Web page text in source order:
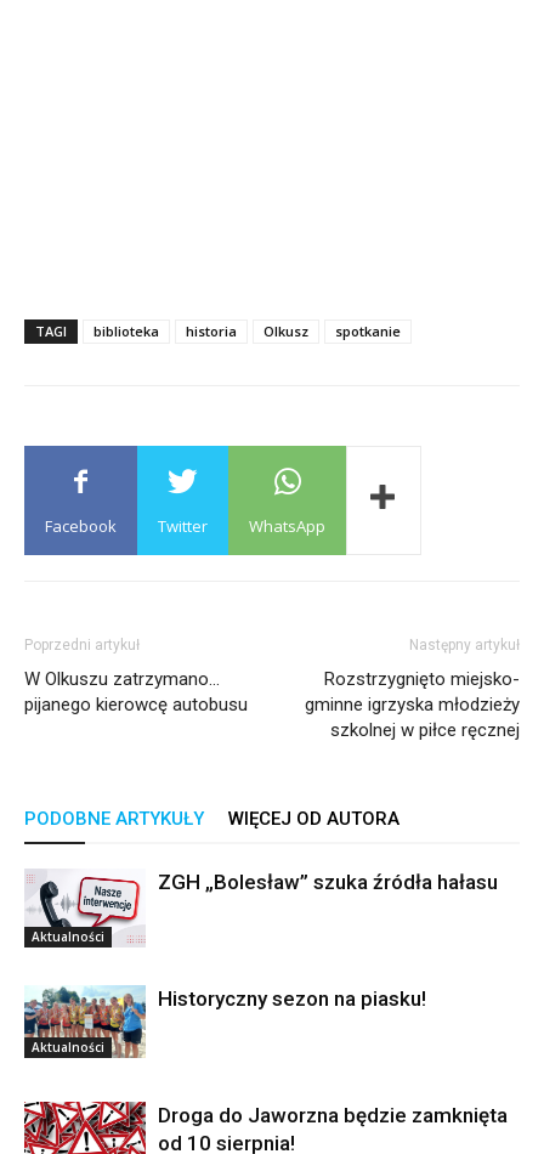
TAGI biblioteka historia Olkusz spotkanie
Facebook Twitter WhatsApp
Poprzedni artykuł
W Olkuszu zatrzymano…
pijanego kierowcę autobusu
Następny artykuł
Rozstrzygnięto miejsko-
gminne igrzyska młodzieży
szkolnej w piłce ręcznej
PODOBNE ARTYKUŁY WIĘCEJ OD AUTORA
Aktualności
ZGH „Bolesław” szuka źródła hałasu
Aktualności
Historyczny sezon na piasku!
Droga do Jaworzna będzie zamknięta
od 10 sierpnia!